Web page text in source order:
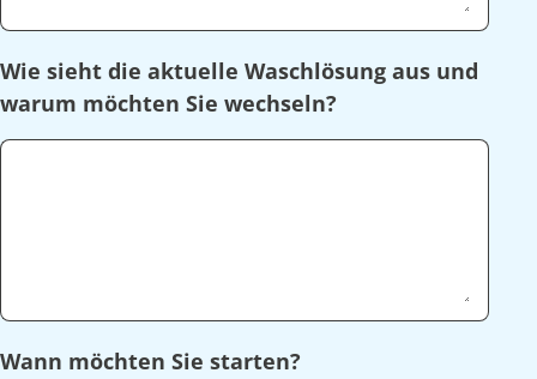
Wie sieht die aktuelle Waschlösung aus und
warum möchten Sie wechseln?
Wann möchten Sie starten?